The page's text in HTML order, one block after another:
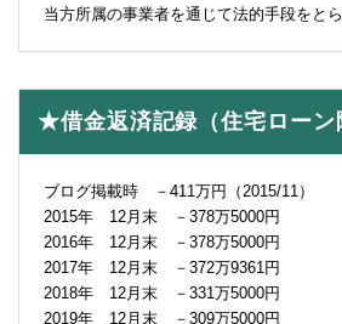
当方所属の事業者を通じて法的手段をと
★借金返済記録（住宅ローン
ブログ掲載時 －411万円（2015/11）
2015年 12月末 －378万5000円
2016年 12月末 －378万5000円
2017年 12月末 －372万9361円
2018年 12月末 －331万5000円
2019年 12月末 －309万5000円